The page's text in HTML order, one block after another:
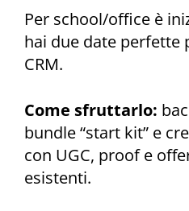
Per school/office è
hai due date perfette
CRM.
Come sfruttarlo:
bundle “start kit” e
con UGC, proof e
esistenti.